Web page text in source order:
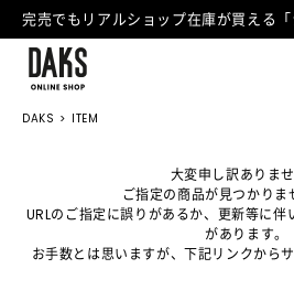
DAKS ITEM
大変申し訳ありませ
ご指定の商品が見つかりま
URLのご指定に誤りがあるか、更新等に
があります。
お手数とは思いますが、下記リンクから